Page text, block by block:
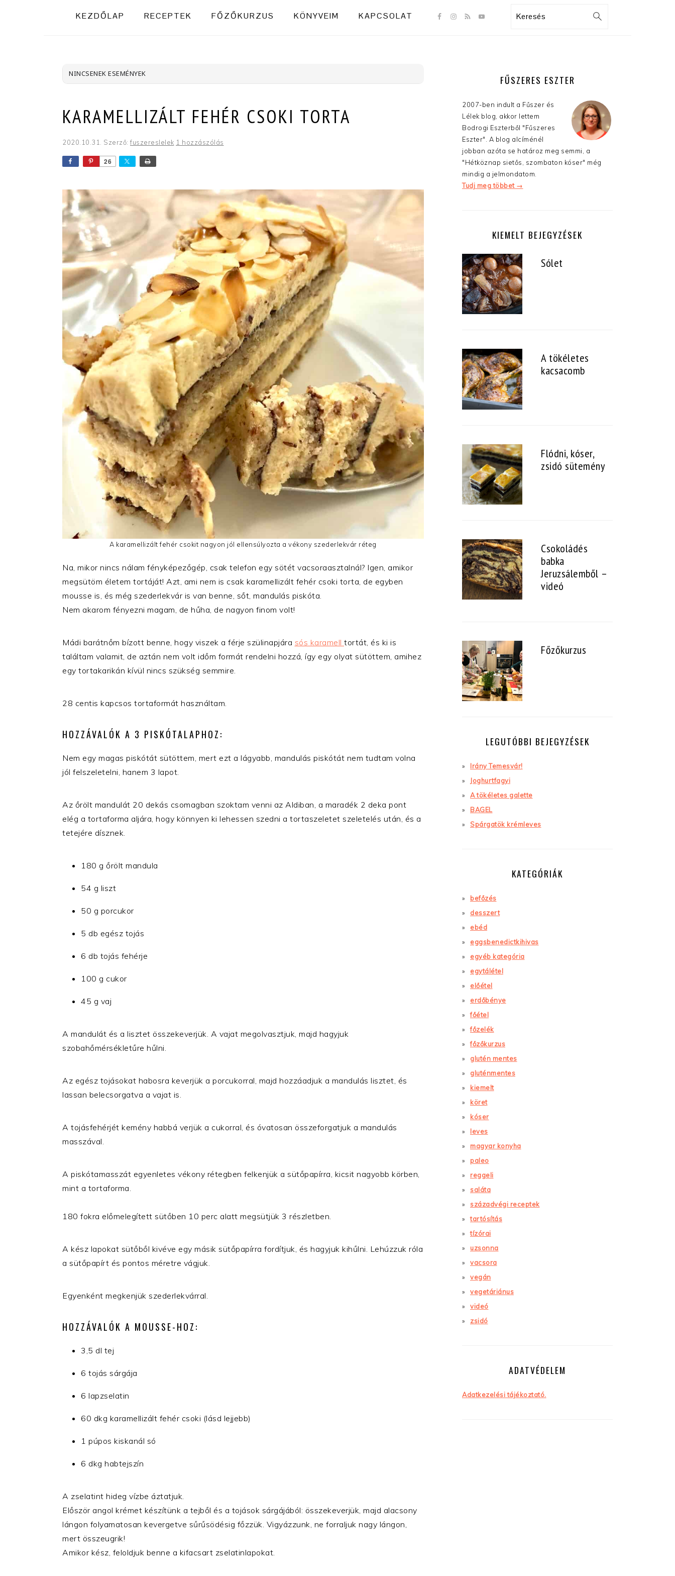
KEZDŐLAP RECEPTEK FŐZŐKURZUS KÖNYVEIM KAPCSOLAT
NAVIGATION
Search
NINCSENEK ESEMÉNYEK
KARAMELLIZÁLT FEHÉR CSOKI TORTA
2020.10.31. Szerző: fuszereslelek 1 hozzászólás
26
A karamellizált fehér csokit nagyon jól ellensúlyozta a vékony szederlekvár réteg
Na, mikor nincs nálam fényképezőgép, csak telefon egy sötét vacsoraasztalnál? Igen, amikor
megsütöm életem tortáját! Azt, ami nem is csak karamellizált fehér csoki torta, de egyben
mousse is, és még szederlekvár is van benne, sőt, mandulás piskóta.
Nem akarom fényezni magam, de hűha, de nagyon finom volt!
Mádi barátnőm bízott benne, hogy viszek a férje szülinapjára sós karamell tortát, és ki is
találtam valamit, de aztán nem volt időm formát rendelni hozzá, így egy olyat sütöttem, amihez
egy tortakarikán kívül nincs szükség semmire.
28 centis kapcsos tortaformát használtam.
HOZZÁVALÓK A 3 PISKÓTALAPHOZ:
Nem egy magas piskótát sütöttem, mert ezt a lágyabb, mandulás piskótát nem tudtam volna
jól felszeletelni, hanem 3 lapot.
Az őrölt mandulát 20 dekás csomagban szoktam venni az Aldiban, a maradék 2 deka pont
elég a tortaforma aljára, hogy könnyen ki lehessen szedni a tortaszeletet szeletelés után, és a
tetejére dísznek.
180 g őrölt mandula
54 g liszt
50 g porcukor
5 db egész tojás
6 db tojás fehérje
100 g cukor
45 g vaj
A mandulát és a lisztet összekeverjük. A vajat megolvasztjuk, majd hagyjuk
szobahőmérsékletűre hűlni.
Az egész tojásokat habosra keverjük a porcukorral, majd hozzáadjuk a mandulás lisztet, és
lassan belecsorgatva a vajat is.
A tojásfehérjét kemény habbá verjük a cukorral, és óvatosan összeforgatjuk a mandulás
masszával.
A piskótamasszát egyenletes vékony rétegben felkenjük a sütőpapírra, kicsit nagyobb körben,
mint a tortaforma.
180 fokra előmelegített sütőben 10 perc alatt megsütjük 3 részletben.
A kész lapokat sütőből kivéve egy másik sütőpapírra fordítjuk, és hagyjuk kihűlni. Lehúzzuk róla
a sütőpapírt és pontos méretre vágjuk.
Egyenként megkenjük szederlekvárral.
HOZZÁVALÓK A MOUSSE-HOZ:
3,5 dl tej
6 tojás sárgája
6 lapzselatin
60 dkg karamellizált fehér csoki (lásd lejjebb)
1 púpos kiskanál só
6 dkg habtejszín
A zselatint hideg vízbe áztatjuk.
Először angol krémet készítünk a tejből és a tojások sárgájából: összekeverjük, majd alacsony
lángon folyamatosan kevergetve sűrűsödésig főzzük. Vigyázzunk, ne forraljuk nagy lángon,
mert összeugrik!
Amikor kész, feloldjuk benne a kifacsart zselatinlapokat.
OLDALSÁVFŰSZERES ESZTER
2007-ben indult a Fűszer és
Lélek blog, akkor lettem
Bodrogi Eszterből "Fűszeres
Eszter". A blog alcíménél
jobban azóta se határoz meg semmi, a
"Hétköznap sietős, szombaton kóser" még
mindig a jelmondatom.
Tudj meg többet →
KIEMELT BEJEGYZÉSEK
Sólet
A tökéletes
kacsacomb
Flódni, kóser,
zsidó sütemény
Csokoládés
babka
Jeruzsálemből –
videó
Főzőkurzus
LEGUTÓBBI BEJEGYZÉSEK
Irány Temesvár!
Joghurtfagyi
A tökéletes galette
BAGEL
Spárgatök krémleves
KATEGÓRIÁK
befőzés
desszert
ebéd
eggsbenedictkihivas
egyéb kategória
egytálétel
előétel
erdőbénye
főétel
főzelék
főzőkurzus
glutén mentes
gluténmentes
kiemelt
köret
kóser
leves
magyar konyha
paleo
reggeli
saláta
századvégi receptek
tartósítás
tízórai
uzsonna
vacsora
vegán
vegetáriánus
videó
zsidó
ADATVÉDELEM
Adatkezelési tájékoztató.